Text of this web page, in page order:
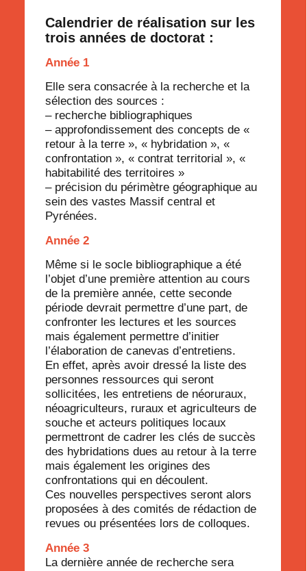
Calendrier de réalisation sur les
trois années de doctorat :
Année 1
Elle sera consacrée à la recherche et la
sélection des sources :
– recherche bibliographiques
– approfondissement des concepts de «
retour à la terre », « hybridation », «
confrontation », « contrat territorial », «
habitabilité des territoires »
– précision du périmètre géographique au
sein des vastes Massif central et
Pyrénées.
Année 2
Même si le socle bibliographique a été
l’objet d’une première attention au cours
de la première année, cette seconde
période devrait permettre d’une part, de
confronter les lectures et les sources
mais également permettre d’initier
l’élaboration de canevas d’entretiens.
En effet, après avoir dressé la liste des
personnes ressources qui seront
sollicitées, les entretiens de néoruraux,
néoagriculteurs, ruraux et agriculteurs de
souche et acteurs politiques locaux
permettront de cadrer les clés de succès
des hybridations dues au retour à la terre
mais également les origines des
confrontations qui en découlent.
Ces nouvelles perspectives seront alors
proposées à des comités de rédaction de
revues ou présentées lors de colloques.
Année 3
La dernière année de recherche sera